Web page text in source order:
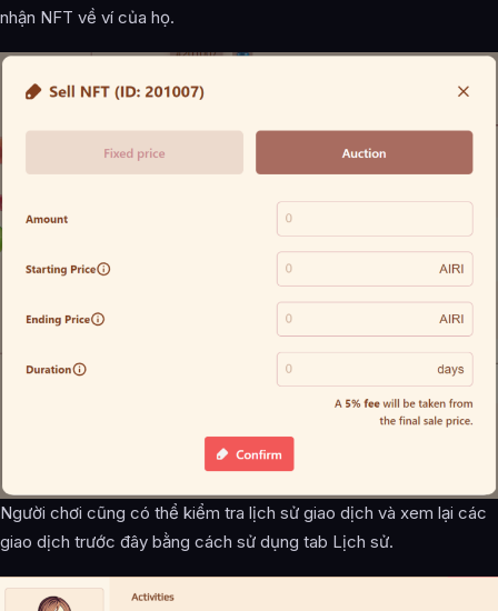
nhận NFT về ví của họ.
Người chơi cũng có thể kiểm tra lịch sử giao dịch và xem lại các
giao dịch trước đây bằng cách sử dụng tab Lịch sử.